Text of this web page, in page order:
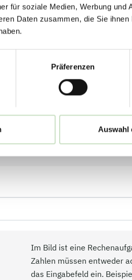
für soziale Medien, Werbung
Daten zusammen, die Sie
Präferenzen
Auswahl
erhobenen
Ihrer Anfrage wieder
Hiermit bestätige
Im Bild ist eine
Zahlen müssen entweder
das Eingabefeld ein.